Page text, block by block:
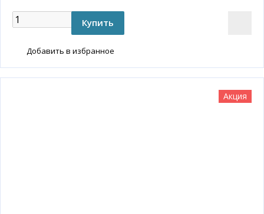
Добавить в избранное
Акция